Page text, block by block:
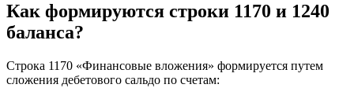
Как формируются строки 1170 и 1240
баланса?
Строка 1170 «Финансовые вложения» формируется путем
сложения дебетового сальдо по счетам: